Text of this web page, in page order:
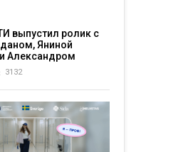
выпустил ролик с
Яниной
Александром
в постоянном
3132